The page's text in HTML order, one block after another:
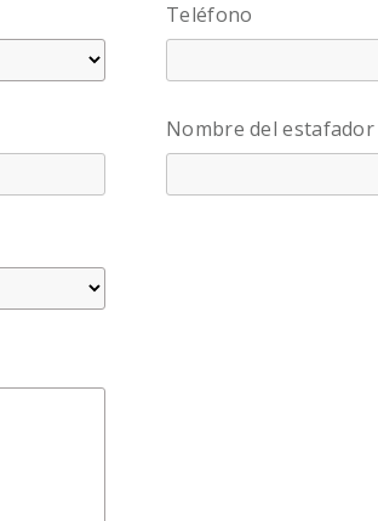
Teléfono
Nombre del estafador